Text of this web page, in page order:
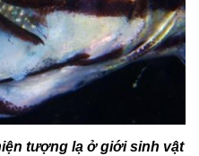
tượng lạ ở giới sinh vật